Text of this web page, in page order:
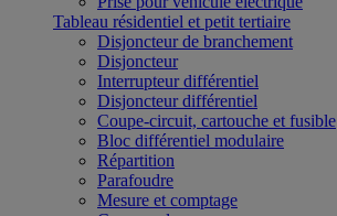
Tableau résidentiel et petit tertiaire
Disjoncteur de branchement
Disjoncteur
Interrupteur différentiel
Disjoncteur différentiel
Coupe-circuit, cartouche et fusible
Bloc différentiel modulaire
Répartition
Parafoudre
Mesure et comptage